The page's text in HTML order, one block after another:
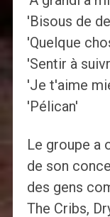
'Bisous de
'Quelque
'Sentir à
'Je t'aime
'Pélican'
Le groupe a
de son
des gens
The Cribs,